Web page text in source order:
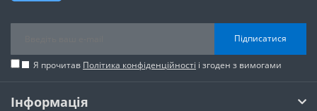
Підписатися
Я прочитав Політика конфіденційності і згоден з вимогами
Інформація